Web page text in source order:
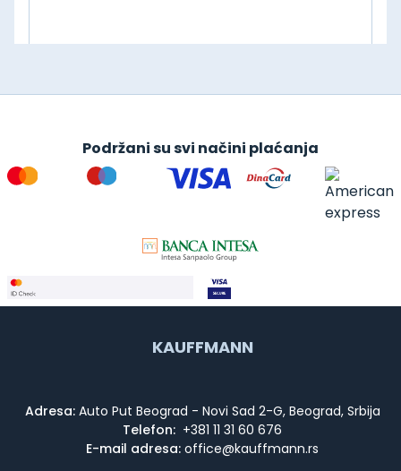
Podržani su svi načini plaćanja
KAUFFMANN
Adresa:Auto Put Beograd - Novi Sad 2-G, Beograd, Srbija
Telefon: +381 11 31 60 676
E-mail adresa: